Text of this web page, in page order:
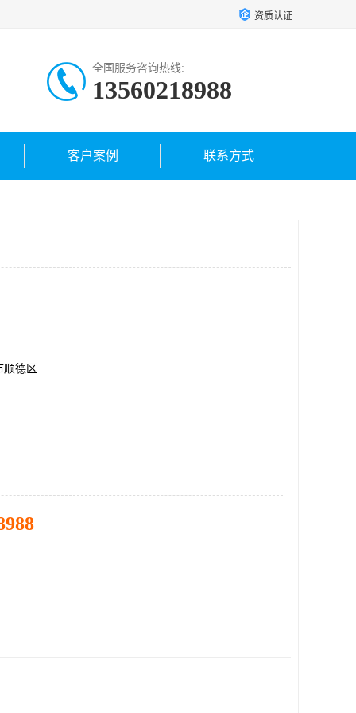
资质认证
全国服务咨询热线:
13560218988
客户案例 联系方式
顺德区